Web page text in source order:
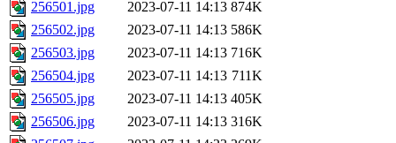
256501.jpg
2023-07-11 14:13 874K
256502.jpg
2023-07-11 14:13 586K
256503.jpg
2023-07-11 14:13 716K
256504.jpg
2023-07-11 14:13 711K
256505.jpg
2023-07-11 14:13 405K
256506.jpg
2023-07-11 14:13 316K